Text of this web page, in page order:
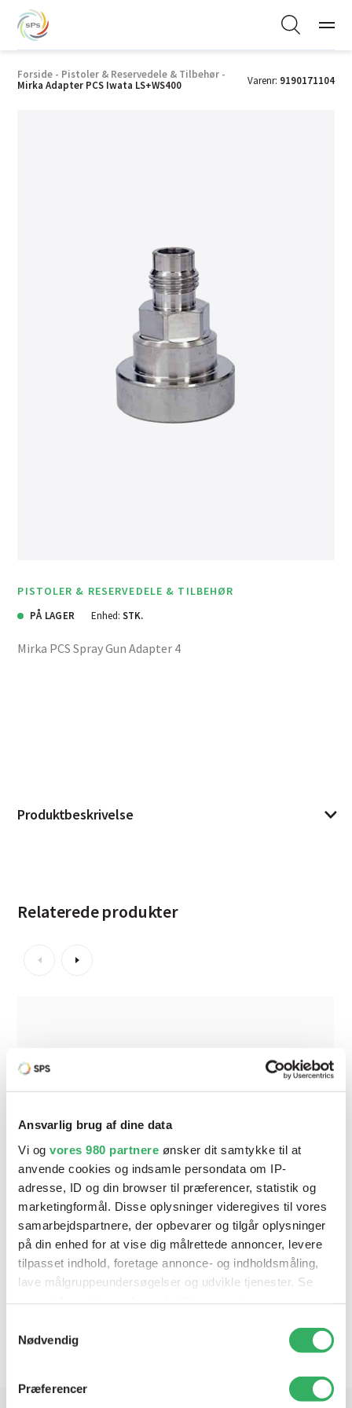
Ansvarlig brug af dine data
Vi og vores 980 partnere ønsker dit samtykke til at
anvende cookies og indsamle persondata om IP-
adresse, ID og din browser til præferencer, statistik og
marketingformål. Disse oplysninger videregives til vores
samarbejdspartnere, der opbevarer og tilgår oplysninger
på din enhed for at vise dig målrettede annoncer, levere
tilpasset indhold, foretage annonce- og indholdsmåling,
lave målgruppeundersøgelser og udvikle tjenester. Se
tilbage eller ændre indstillinger fra vores
"Cookiedeklaration", eller ved at trykke på "Privacy
Nødvendig
Præferencer
Forside - Pistoler & Reservedele & Tilbehør -
Mirka Adapter PCS Iwata LS+WS400
Varenr: 9190171104
PISTOLER & RESERVEDELE & TILBEHØR
PÅ LAGER Enhed: STK.
Mirka PCS Spray Gun Adapter 4
Produktbeskrivelse
Relaterede produkter
Mirka PCS 650ml Kopper m/Låg 125µ